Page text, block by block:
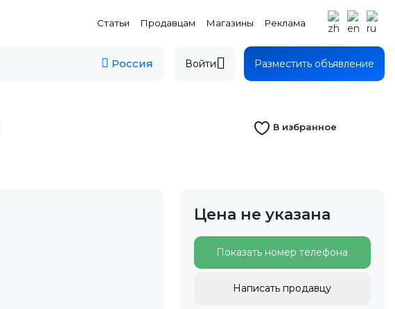
Статьи Продавцам Магазины Реклама
Россия Войти Разместить объявление
В избранное
Цена не указана
Показать номер телефона
Написать продавцу